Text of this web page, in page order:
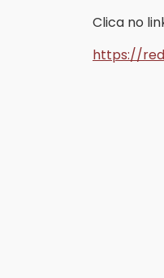
Clica no
https://